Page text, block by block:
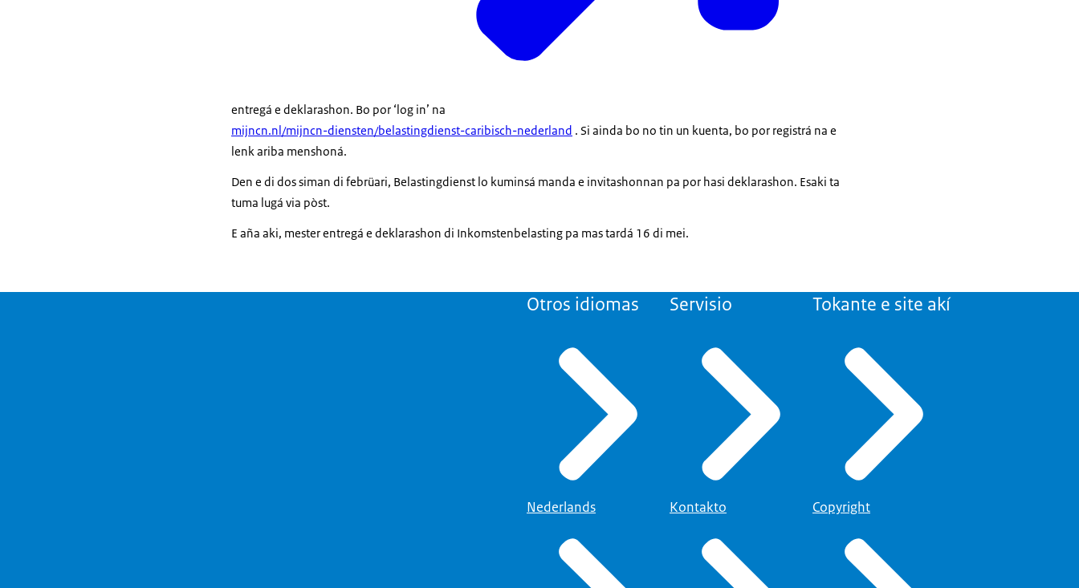
entregá e deklarashon. Bo por ‘log in’ na
mijncn.nl/mijncn-diensten/belastingdienst-caribisch-nederland . Si ainda bo no tin un kuenta, bo por registrá na e
lenk ariba menshoná.
Den e di dos siman di febrüari, Belastingdienst lo kuminsá manda e invitashonnan pa por hasi deklarashon. Esaki ta
tuma lugá via pòst.
E aña aki, mester entregá e deklarashon di Inkomstenbelasting pa mas tardá 16 di mei.
Otros idiomas
Nederlands
Servisio
Kontakto
Tokante e site akí
Copyright